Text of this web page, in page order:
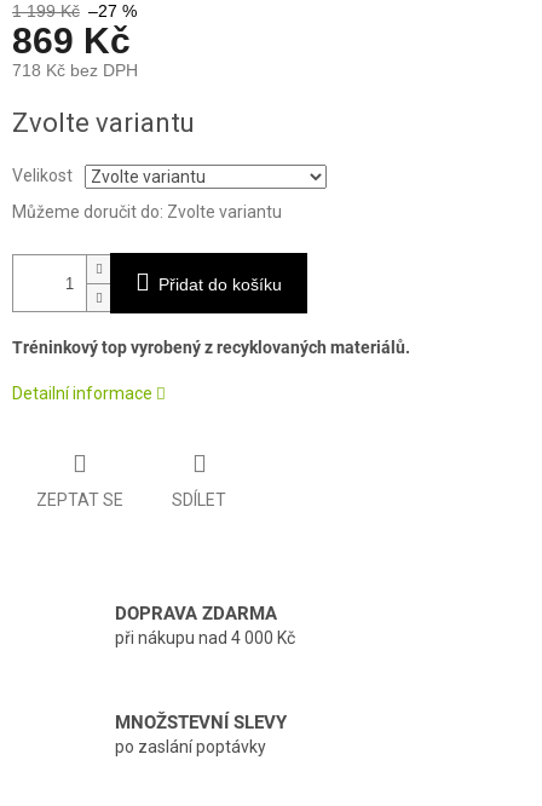
1 199 Kč –27 %
869 Kč
718 Kč bez DPH
cena:
Zvolte variantu
Velikost
Můžeme doručit do: Zvolte variantu
Přidat do košíku
Tréninkový top vyrobený z recyklovaných materiálů.
Detailní informace
ZEPTAT SE SDÍLET
DOPRAVA ZDARMA
při nákupu nad 4 000 Kč
MNOŽSTEVNÍ SLEVY
po zaslání poptávky